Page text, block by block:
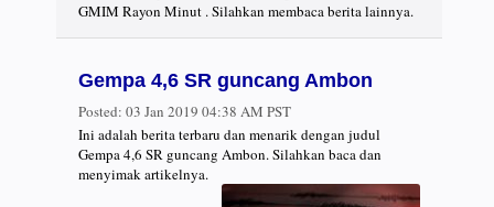
GMIM Rayon Minut . Silahkan membaca berita lainnya.
Gempa 4,6 SR guncang Ambon
Posted: 03 Jan 2019 04:38 AM PST
Ini adalah berita terbaru dan menarik dengan judul
Gempa 4,6 SR guncang Ambon. Silahkan baca dan
menyimak artikelnya.